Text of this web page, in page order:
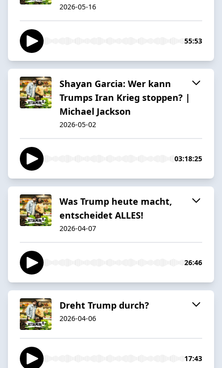
2026-05-16
55:53
Shayan Garcia: Wer kann
Trumps Iran Krieg stoppen? |
Michael Jackson
2026-05-02
03:18:25
Was Trump heute macht,
entscheidet ALLES!
2026-04-07
26:46
Dreht Trump durch?
2026-04-06
17:43